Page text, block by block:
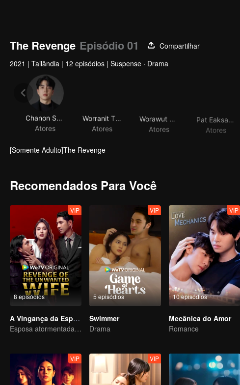
The Revenge Episódio 01
Compartilhar
2021 | Tailândia | 12 episódios | Suspense · Drama
Chanon Santinatornkul
Atores
Atores
Atores
Atores
[Somente Adulto]The Revenge
Recomendados Para Você
8 episódios
VIP
A Vingança da Esposa Indesejada
Esposa atormentada permanece em silêncio, mas sua vingança nunca cessa.
5 episódios
VIP
Swimmer
Drama
10 episódios
VIP
Mecânica do Amor
Romance
VIP VIP